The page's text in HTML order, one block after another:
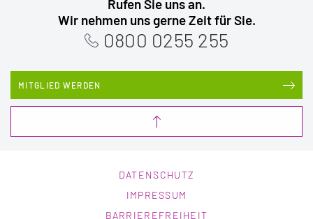
Rufen Sie uns an.
Wir nehmen uns gerne Zeit für Sie.
0800 0255 255
MITGLIED WERDEN
DATENSCHUTZ
IMPRESSUM
BARRIEREFREIHEIT